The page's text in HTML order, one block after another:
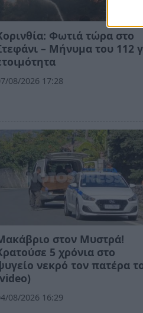
Φωτιά τώρα στο
– Μήνυμα του 112
08/2026 17:28
στον Μυστρά!
5 χρόνια στο
νεκρό τον πατέρα
08/2026 16:29